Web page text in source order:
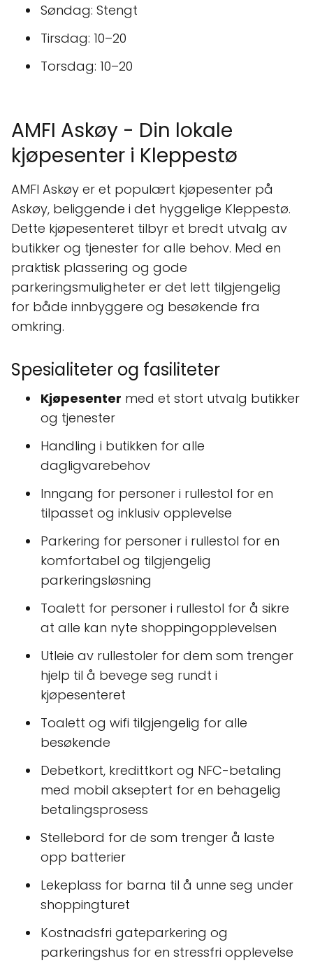
Søndag: Stengt
Tirsdag: 10–20
Torsdag: 10–20
AMFI Askøy - Din lokale
kjøpesenter i Kleppestø
AMFI Askøy er et populært kjøpesenter på
Askøy, beliggende i det hyggelige Kleppestø.
Dette kjøpesenteret tilbyr et bredt utvalg av
butikker og tjenester for alle behov. Med en
praktisk plassering og gode
parkeringsmuligheter er det lett tilgjengelig
for både innbyggere og besøkende fra
omkring.
Spesialiteter og fasiliteter
Kjøpesenter med et stort utvalg butikker
og tjenester
Handling i butikken for alle
dagligvarebehov
Inngang for personer i rullestol for en
tilpasset og inklusiv opplevelse
Parkering for personer i rullestol for en
komfortabel og tilgjengelig
parkeringsløsning
Toalett for personer i rullestol for å sikre
at alle kan nyte shoppingopplevelsen
Utleie av rullestoler for dem som trenger
hjelp til å bevege seg rundt i
kjøpesenteret
Toalett og wifi tilgjengelig for alle
besøkende
Debetkort, kredittkort og NFC-betaling
med mobil akseptert for en behagelig
betalingsprosess
Stellebord for de som trenger å laste
opp batterier
Lekeplass for barna til å unne seg under
shoppingturet
Kostnadsfri gateparkering og
parkeringshus for en stressfri opplevelse